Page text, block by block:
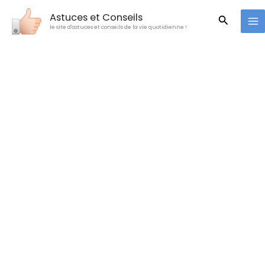
contenu
Astuces et Conseils
le site d'astuces et conseils de la vie quotidienne !